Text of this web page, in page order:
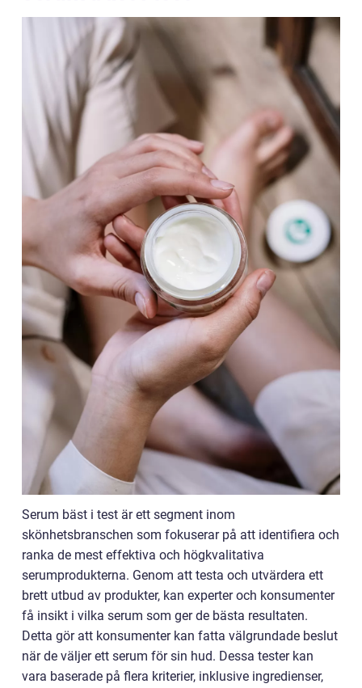
Serum bäst i test är ett segment inom
skönhetsbranschen som fokuserar på att identifiera och
ranka de mest effektiva och högkvalitativa
serumprodukterna. Genom att testa och utvärdera ett
brett utbud av produkter, kan experter och konsumenter
få insikt i vilka serum som ger de bästa resultaten.
Detta gör att konsumenter kan fatta välgrundade beslut
när de väljer ett serum för sin hud. Dessa tester kan
vara baserade på flera kriterier, inklusive ingredienser,